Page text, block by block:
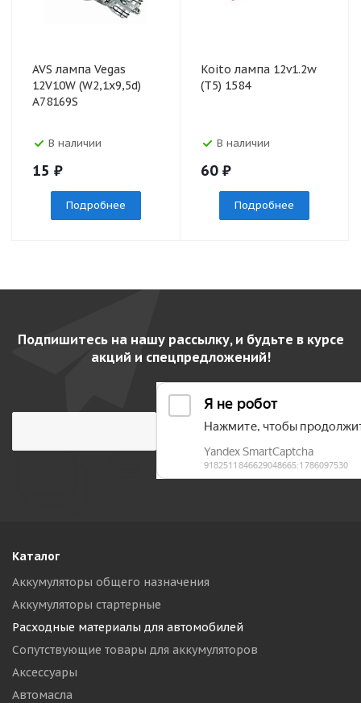
AVS лампа Vegas
12V10W (W2,1х9,5d)
A78169S
В наличии
15 ₽
Подробнее
Koito лампа 12v1.2w
(T5) 1584
В наличии
60 ₽
Подробнее
Подпишитесь на нашу рассылку, и будьте в курсе
акций и спецпредложений!
Каталог
Аккумуляторы общего назначения
Аккумуляторы стартерные
Расходные материалы для автомобилей
Сопутствующие товары для аккумуляторов
Аксессуары
Автомасла